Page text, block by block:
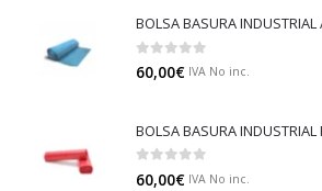
BOLSA BASURA
0 out of 5
60,00€ IVA No inc.
BOLSA BASURA INDUSTRIAL
0 out of 5
60,00€ IVA No inc.